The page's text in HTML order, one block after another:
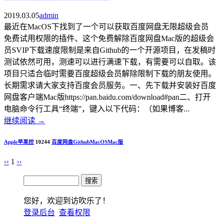
2019.03.05admin
最近在MacOS下找到了一个可以获取百度网盘无限超级会员
免费试用权限的插件、这个免费解除百度网盘Mac版的超级会
员SVIP下载速度限制是来自Github的一个开源项目，在发稿时
测试依然可用，测速可以进行满速下载，有需要可以自取。该
项目只适合临时需要百度超级会员解除限制下载的朋友使用。
长期需求请大家支持百度会员服务。一、先下载并安装好百度
网盘客户端Mac版https://pan.baidu.com/download#pan二、打开
电脑命令行工具“终端”，键入以下代码：（如果博客...
继续阅读 →
Apple苹果控 10244 百度网盘GithubMacOSMac版
‹‹ 1 ››
您好，欢迎到访吹乐了！
登录后台 查看权限